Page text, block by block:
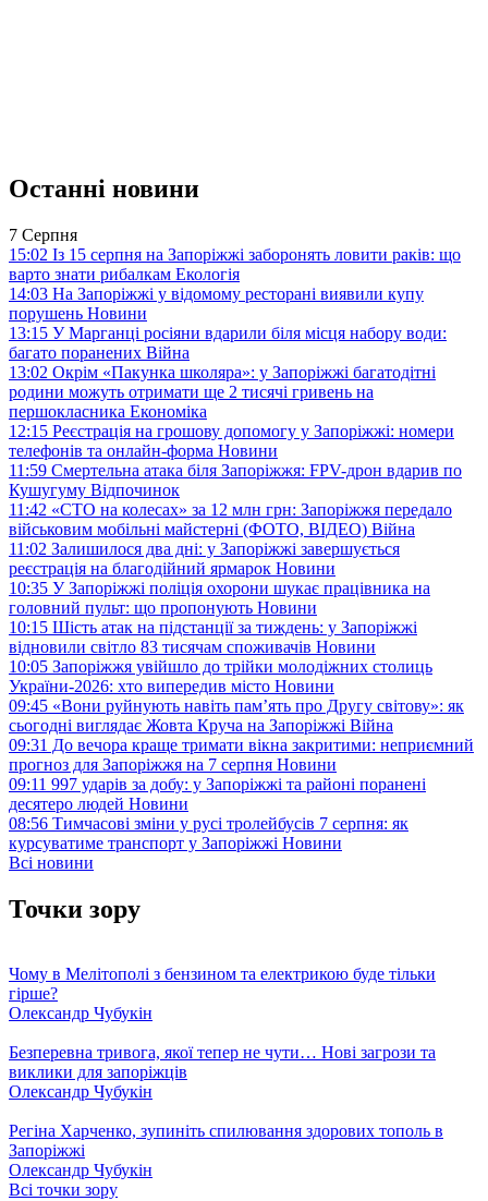
Останні новини
7 Серпня
15:02 Із 15 серпня на Запоріжжі заборонять ловити раків: що
варто знати рибалкам Екологія
14:03 На Запоріжжі у відомому ресторані виявили купу
порушень Новини
13:15 У Марганці росіяни вдарили біля місця набору води:
багато поранених Війна
13:02 Окрім «Пакунка школяра»: у Запоріжжі багатодітні
родини можуть отримати ще 2 тисячі гривень на
першокласника Економіка
12:15 Реєстрація на грошову допомогу у Запоріжжі: номери
телефонів та онлайн-форма Новини
11:59 Смертельна атака біля Запоріжжя: FPV-дрон вдарив по
Кушугуму Відпочинок
11:42 «СТО на колесах» за 12 млн грн: Запоріжжя передало
військовим мобільні майстерні (ФОТО, ВІДЕО) Війна
11:02 Залишилося два дні: у Запоріжжі завершується
реєстрація на благодійний ярмарок Новини
10:35 У Запоріжжі поліція охорони шукає працівника на
головний пульт: що пропонують Новини
10:15 Шість атак на підстанції за тиждень: у Запоріжжі
відновили світло 83 тисячам споживачів Новини
10:05 Запоріжжя увійшло до трійки молодіжних столиць
України-2026: хто випередив місто Новини
09:45 «Вони руйнують навіть пам’ять про Другу світову»: як
сьогодні виглядає Жовта Круча на Запоріжжі Війна
09:31 До вечора краще тримати вікна закритими: неприємний
прогноз для Запоріжжя на 7 серпня Новини
09:11 997 ударів за добу: у Запоріжжі та районі поранені
десятеро людей Новини
08:56 Тимчасові зміни у русі тролейбусів 7 серпня: як
курсуватиме транспорт у Запоріжжі Новини
Всі новини
Точки зору
Чому в Мелітополі з бензином та електрикою буде тільки
гірше?
Олександр Чубукін
Безперевна тривога, якої тепер не чути… Нові загрози та
виклики для запоріжців
Олександр Чубукін
Регіна Харченко, зупиніть спилювання здорових тополь в
Запоріжжі
Олександр Чубукін
Всі точки зору